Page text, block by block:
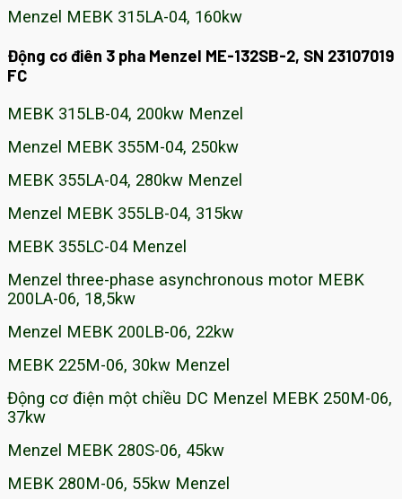
Menzel MEBK 315LA-04, 160kw
Động cơ điên 3 pha Menzel ME-132SB-2, SN 23107019
FC
MEBK 315LB-04, 200kw Menzel
Menzel MEBK 355M-04, 250kw
MEBK 355LA-04, 280kw Menzel
Menzel MEBK 355LB-04, 315kw
MEBK 355LC-04 Menzel
Menzel three-phase asynchronous motor MEBK
200LA-06, 18,5kw
Menzel MEBK 200LB-06, 22kw
MEBK 225M-06, 30kw Menzel
Động cơ điện một chiều DC Menzel MEBK 250M-06,
37kw
Menzel MEBK 280S-06, 45kw
MEBK 280M-06, 55kw Menzel